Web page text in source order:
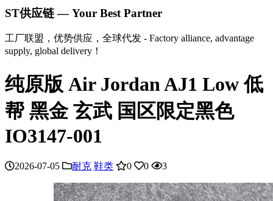
ST供应链 — Your Best Partner
工厂联盟，优势供应，全球代发 - Factory alliance, advantage
supply, global delivery！
纯原版 Air Jordan AJ1 Low 低
帮 黑金 玄武 国区限定黑色
IO3147-001
2026-07-05 耐克 鞋类 0 0 3